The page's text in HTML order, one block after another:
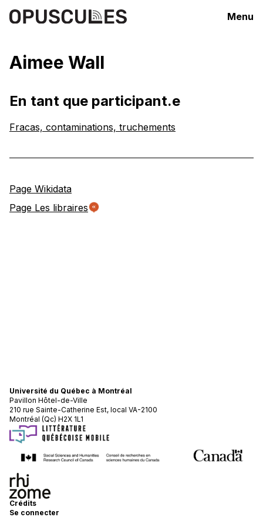
Menu
Aimee Wall
En tant que participant.e
Fracas, contaminations, truchements
Page Wikidata
Page Les libraires
Université du Québec à Montréal
Pavillon Hôtel-de-Ville
210 rue Sainte-Catherine Est, local VA-2100
Montréal (Qc) H2X 1L1
Crédits
Se connecter